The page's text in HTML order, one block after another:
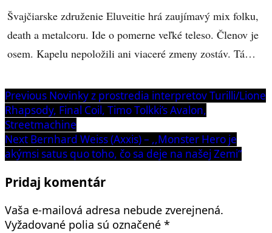
Švajčiarske združenie Eluveitie hrá zaujímavý mix folku,
death a metalcoru. Ide o pomerne veľké teleso. Členov je
osem. Kapelu nepoložili ani viaceré zmeny zostáv. Tá…
Navigácia
v
článku
Previous Previous
post:
Novinky z prostredia interpretov Turilli/Lione
Rhapsody, Final Coil, Timo Tolkki’s Avalon,
Streetmachine
Next Next
post:
Bernhard Weiss (Axxis) – ,,Monster Hero je
akýmsi satus quo toho, čo sa deje na našej Zemi“
Pridaj komentár
Vaša e-mailová adresa nebude zverejnená.
Vyžadované polia sú označené *